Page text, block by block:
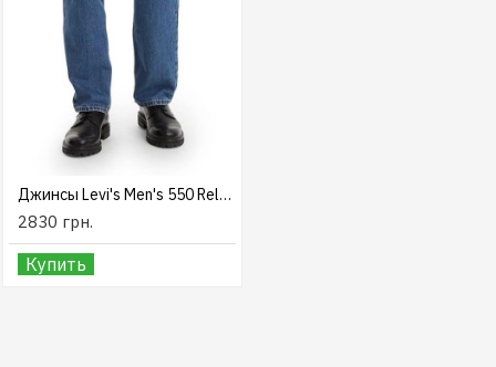
Джинсы Levi's Men's 550 Relaxed Fit Jeans Medium Stonewash
2830 грн.
Купить